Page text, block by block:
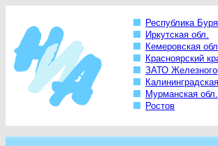
Республика
Иркутская обл.
Кемеровская
Красноярский
ЗАТО
Мурманская обл.
Ростов